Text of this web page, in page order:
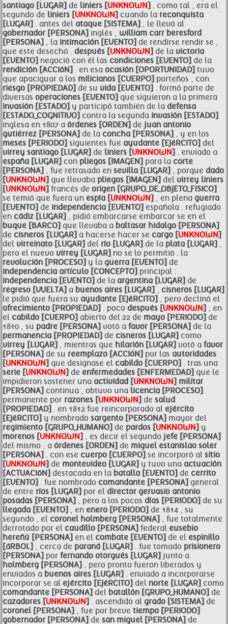
santiago [LUGAR] de liniers [UNKNOWN] . como tal , era el
segundo de liniers [UNKNOWN] cuando la reconquista
[LUGAR] . antes del ataque [SISTEMA] , le llevó al
gobernador [PERSONA] inglés , william carr beresford
[PERSONA] , la intimación [EVENTO] de rendirse rendir se ,
que este desechó . después [UNKNOWN] de la victoria
[EVENTO] negoció con él las condiciones [EVENTO] de la
rendición [ACCIóN] . en esa ocasión [OPORTUNIDAD] tuvo
que apaciguar a los milicianos [CUERPO] porteños , con
riesgo [PROPIEDAD] de su vida [EVENTO] . formó parte de
diversas operaciones [EVENTO] que siguieron a la primera
invasión [ESTADO] y participó también de la defensa
[ESTADO_COGNITIVO] contra la segunda invasión [ESTADO]
inglesa en 1807 a órdenes [ORDEN] de juan antonio
gutiérrez [PERSONA] de la concha [PERSONA] , y en los
meses [PERIODO] siguientes fue ayudante [EJéRCITO] del
virrey santiago [LUGAR] de liniers [UNKNOWN] . enviado a
españa [LUGAR] con pliegos [IMAGEN] para la corte
[PERSONA] , fue retrasado en sevilla [LUGAR] , porque dado
[UNKNOWN] que llevaba pliegos [IMAGEN] del virrey liniers
[UNKNOWN] francés de origen [GRUPO_DE_OBJETO_FíSICO]
se temió que fuera un espía [UNKNOWN] , en plena guerra
[EVENTO] de independencia [EVENTO] española . refugiado
en cádiz [LUGAR] , pidió embarcarse embarcar se en el
buque [BARCO] que llevaba a baltasar hidalgo [PERSONA]
de cisneros [LUGAR] a hacerse hacer se cargo [UNKNOWN]
del virreinato [LUGAR] del río [LUGAR] de la plata [LUGAR] ,
pero el nuevo virrey [LUGAR] no se lo permitió . la
revolución [PROCESO] y la guerra [EVENTO] de
independencia artículo [CONCEPTO] principal :
independencia [EVENTO] de la argentina [LUGAR] de
regreso [VUELTA] a buenos aires [LUGAR] , cisneros [LUGAR]
le pidió que fuera su ayudante [EJéRCITO] , pero declinó el
ofrecimiento [PROPIEDAD] . poco después [UNKNOWN] , en
el cabildo [CUERPO] abierto del 22 de mayo [PERIODO] de
1810 , su padre [PERSONA] votó a favor [PERSONA] de la
permanencia [PROPIEDAD] de cisneros [LUGAR] como
virrey [LUGAR] , mientras que hilarión [LUGAR] votó a favor
[PERSONA] de su reemplazo [ACCIóN] por las autoridades
[UNKNOWN] que designase el cabildo [CUERPO] . tras una
serie [UNKNOWN] de enfermedades [ENFERMEDAD] que le
impidieron sostener una actividad [UNKNOWN] militar
[PERSONA] continua , obtuvo una licencia [PROCESO]
permanente por razones [UNKNOWN] de salud
[PROPIEDAD] . en 1812 fue reincorporado al ejército
[EJéRCITO] y nombrado sargento [PERSONA] mayor del
regimiento [GRUPO_HUMANO] de pardos [UNKNOWN] y
morenos [UNKNOWN] , es decir el segundo jefe [PERSONA]
del mismo , a órdenes [ORDEN] de miguel estanislao soler
[PERSONA] . con ese cuerpo [CUERPO] se incorporó al sitio
[UNKNOWN] de montevideo [LUGAR] y tuvo una actuación
[ACTUACIóN] destacada en la batalla [EVENTO] de cerrito
[EVENTO] . fue nombrado comandante [PERSONA] general
de entre ríos [LUGAR] por el director gervasio antonio
posadas [PERSONA] , pero a los pocos días [PERIODO] de su
llegada [EVENTO] , en enero [PERIODO] de 1814 , su
segundo , el coronel holmberg [PERSONA] , fue totalmente
derrotado por el caudillo [PERSONA] federal eusebio
hereñú [PERSONA] en el combate [EVENTO] de el espinillo
[áRBOL] , cerca de paraná [LUGAR] . fue tomado prisionero
[PERSONA] por fernando otorgués [LUGAR] junto a
holmberg [PERSONA] , pero pronto fueron liberados y
enviados a buenos aires [LUGAR] . enviado a incorporarse
incorporar se al ejército [EJéRCITO] del norte [LUGAR] como
comandante [PERSONA] del batallón [GRUPO_HUMANO] de
cazadores [UNKNOWN] . ascendido al grado [SISTEMA] de
coronel [PERSONA] , fue por breve tiempo [PERIODO]
gobernador [PERSONA] de san miguel [PERSONA] de